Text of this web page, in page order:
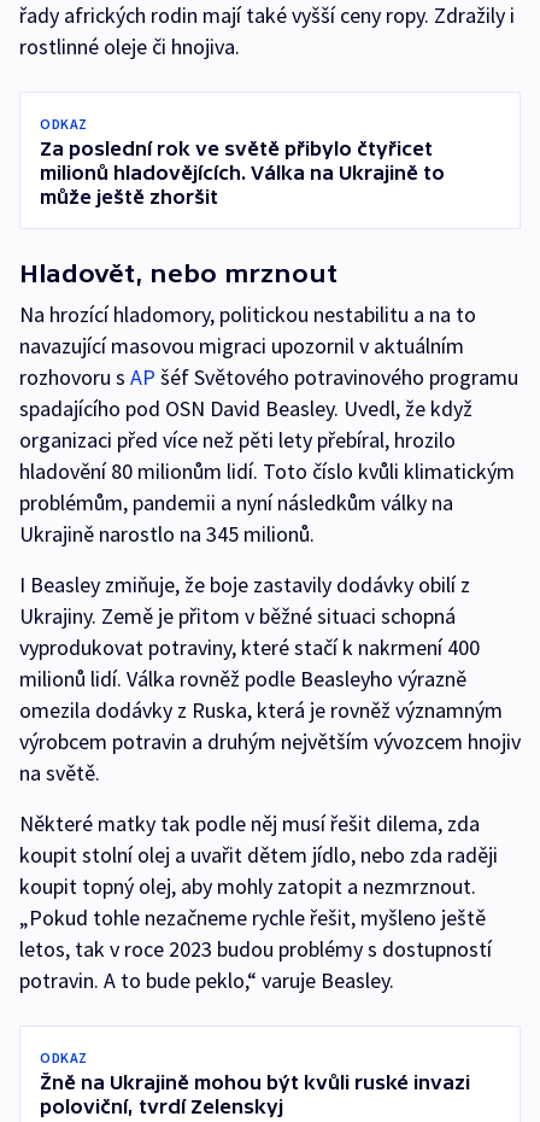
řady afrických rodin mají také vyšší ceny ropy. Zdražily i
rostlinné oleje či hnojiva.
ODKAZ
Za poslední rok ve světě přibylo čtyřicet
milionů hladovějících. Válka na Ukrajině to
může ještě zhoršit
Hladovět, nebo mrznout
Na hrozící hladomory, politickou nestabilitu a na to
navazující masovou migraci upozornil v aktuálním
rozhovoru s AP šéf Světového potravinového programu
spadajícího pod OSN David Beasley. Uvedl, že když
organizaci před více než pěti lety přebíral, hrozilo
hladovění 80 milionům lidí. Toto číslo kvůli klimatickým
problémům, pandemii a nyní následkům války na
Ukrajině narostlo na 345 milionů.
I Beasley zmiňuje, že boje zastavily dodávky obilí z
Ukrajiny. Země je přitom v běžné situaci schopná
vyprodukovat potraviny, které stačí k nakrmení 400
milionů lidí. Válka rovněž podle Beasleyho výrazně
omezila dodávky z Ruska, která je rovněž významným
výrobcem potravin a druhým největším vývozcem hnojiv
na světě.
Některé matky tak podle něj musí řešit dilema, zda
koupit stolní olej a uvařit dětem jídlo, nebo zda raději
koupit topný olej, aby mohly zatopit a nezmrznout.
„Pokud tohle nezačneme rychle řešit, myšleno ještě
letos, tak v roce 2023 budou problémy s dostupností
potravin. A to bude peklo,“ varuje Beasley.
ODKAZ
Žně na Ukrajině mohou být kvůli ruské invazi
poloviční, tvrdí Zelenskyj